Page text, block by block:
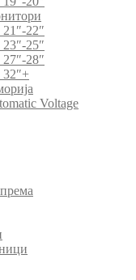
22″
25″
28″
Voltage